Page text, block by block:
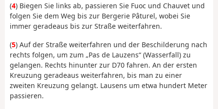
(4) Biegen Sie links ab, passieren Sie Fuoc und Chauvet und
folgen Sie dem Weg bis zur Bergerie Pâturel, wobei Sie
immer geradeaus bis zur Straße weiterfahren.
(5) Auf der Straße weiterfahren und der Beschilderung nach
rechts folgen, um zum „Pas de Lauzens“ (Wasserfall) zu
gelangen. Rechts hinunter zur D70 fahren. An der ersten
Kreuzung geradeaus weiterfahren, bis man zu einer
zweiten Kreuzung gelangt. Lausens um etwa hundert Meter
passieren.